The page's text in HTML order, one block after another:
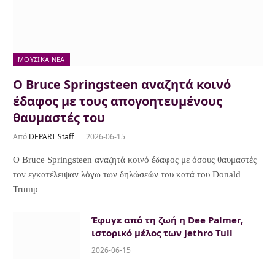
ΜΟΥΣΙΚΆ ΝΈΑ
Ο Bruce Springsteen αναζητά κοινό
έδαφος με τους απογοητευμένους
θαυμαστές του
Από DEPART Staff 2026-06-15
Ο Bruce Springsteen αναζητά κοινό έδαφος με όσους θαυμαστές
τον εγκατέλειψαν λόγω των δηλώσεών του κατά του Donald
Trump
Έφυγε από τη ζωή η Dee Palmer,
ιστορικό μέλος των Jethro Tull
2026-06-15